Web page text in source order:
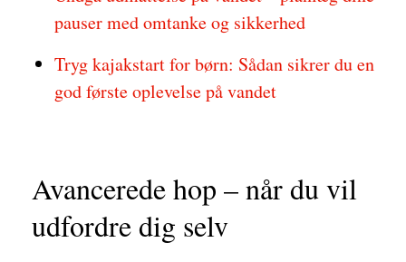
pauser med omtanke og sikkerhed
Tryg kajakstart for børn: Sådan sikrer du en
god første oplevelse på vandet
Avancerede hop – når du vil
udfordre dig selv